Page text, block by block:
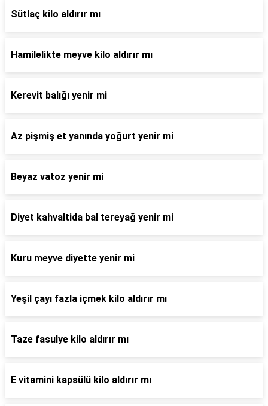
Sütlaç kilo aldırır mı
Hamilelikte meyve kilo aldırır mı
Kerevit balığı yenir mi
Az pişmiş et yanında yoğurt yenir mi
Beyaz vatoz yenir mi
Diyet kahvaltida bal tereyağ yenir mi
Kuru meyve diyette yenir mi
Yeşil çayı fazla içmek kilo aldırır mı
Taze fasulye kilo aldırır mı
E vitamini kapsülü kilo aldırır mı